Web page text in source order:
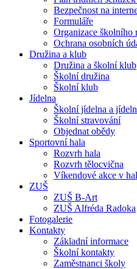
Bezpečnost na
Formuláře
Organizace školního
Ochrana osobních
Družina a klub
Družina a školní klub
Školní družina
Školní klub
Jídelna
Školní jídelna a
Školní stravování
Objednat obědy
Sportovní hala
Rozvrh hala
Rozvrh tělocvična
Víkendové akce v
ZUŠ
ZUŠ B-Art
ZUŠ Alfréda Radoka
Fotogalerie
Kontakty
Základní informace
Školní kontakty
Zaměstnanci školy